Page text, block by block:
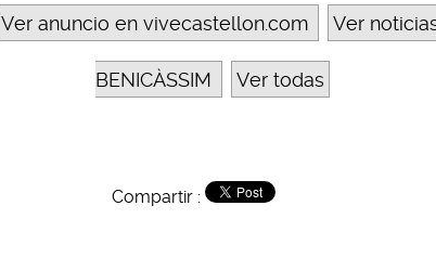
Ver anuncio en vivecastellon.com Ver
BENICÀSSIM Ver todas
Compartir :